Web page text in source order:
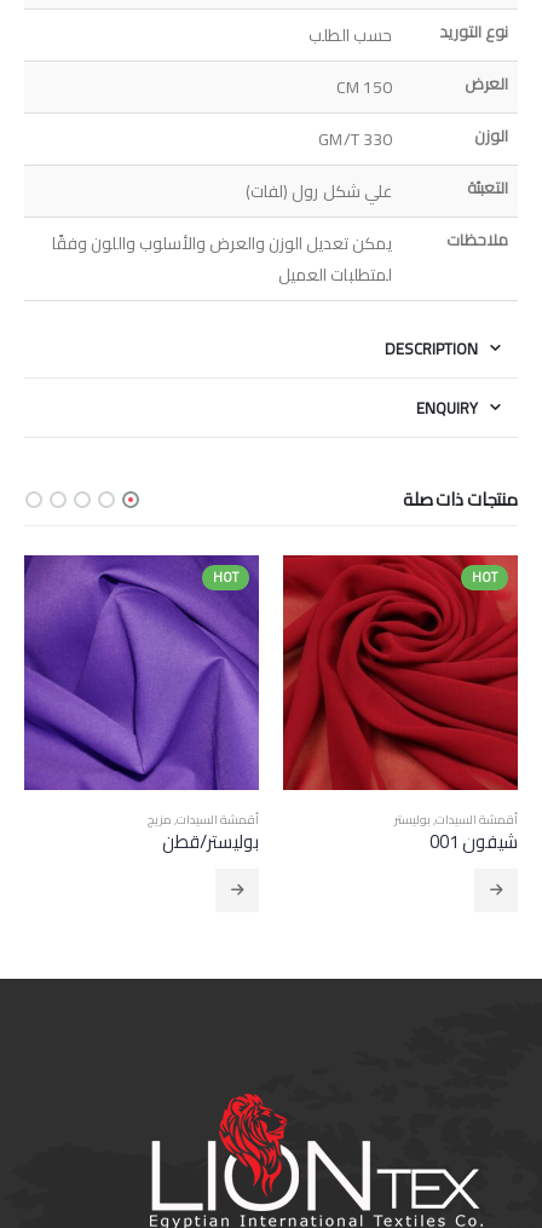
نوع التوريد حسب الطلب
العرض 150 CM
الوزن 330 GM/T
التعبئة علي شكل رول (لفات)
ملاحظات
يمكن تعديل الوزن والعرض والأسلوب واللون وفقًا
لمتطلبات العميل
DESCRIPTION
ENQUIRY
منتجات ذات صلة
HOT
أقمشة السيدات,مزيج
بوليستر/قطن
HOT
أقمشة السيدات,فسكوز
حرير الرايون-قطنيstretch